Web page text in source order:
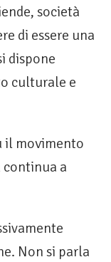
società
di essere una
dispone
culturale e
il movimento
continua a
Non si parla